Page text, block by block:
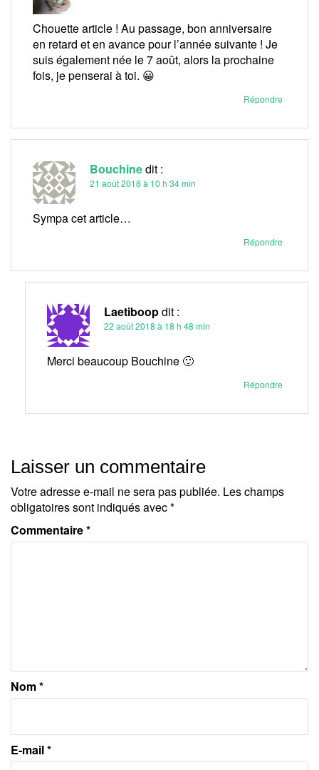
Chouette article ! Au passage, bon anniversaire
en retard et en avance pour l’année suivante ! Je
suis également née le 7 août, alors la prochaine
fois, je penserai à toi. 😀
Répondre
Bouchinedit :
21 août 2018 à 10 h 34 min
Sympa cet article…
Répondre
Laetiboopdit :
22 août 2018 à 18 h 48 min
Merci beaucoup Bouchine 🙂
Répondre
Laisser un commentaire
Votre adresse e-mail ne sera pas publiée. Les champs
obligatoires sont indiqués avec*
Commentaire*
Nom*
E-mail*